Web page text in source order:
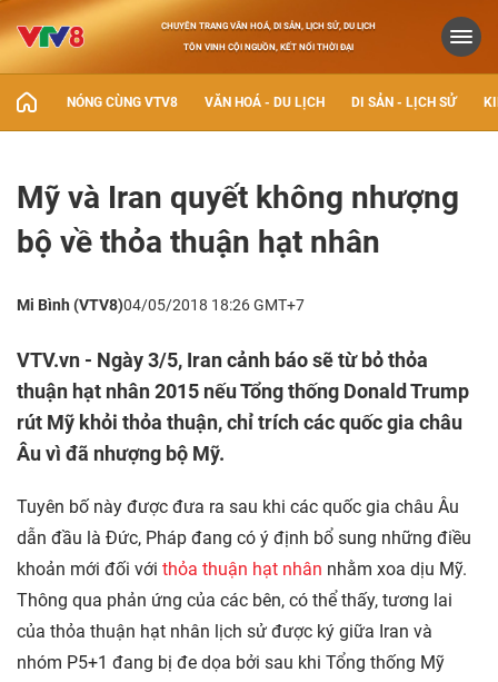
CHUYÊN TRANG VĂN HOÁ, DI SẢN, LỊCH SỬ, DU LỊCH
TÔN VINH CỘI NGUỒN, KẾT NỐI THỜI ĐẠI
NÓNG CÙNG VTV8 VĂN HOÁ - DU LỊCH DI SẢN - LỊCH SỬ
Mỹ và Iran quyết không nhượng
bộ về thỏa thuận hạt nhân
Mi Bình (VTV8)04/05/2018 18:26 GMT+7
VTV.vn - Ngày 3/5, Iran cảnh báo sẽ từ bỏ thỏa
thuận hạt nhân 2015 nếu Tổng thống Donald Trump
rút Mỹ khỏi thỏa thuận, chỉ trích các quốc gia châu
Âu vì đã nhượng bộ Mỹ.
Tuyên bố này được đưa ra sau khi các quốc gia châu Âu
dẫn đầu là Đức, Pháp đang có ý định bổ sung những điều
khoản mới đối với thỏa thuận hạt nhân nhằm xoa dịu Mỹ.
Thông qua phản ứng của các bên, có thể thấy, tương lai
của thỏa thuận hạt nhân lịch sử được ký giữa Iran và
nhóm P5+1 đang bị đe dọa bởi sau khi Tổng thống Mỹ